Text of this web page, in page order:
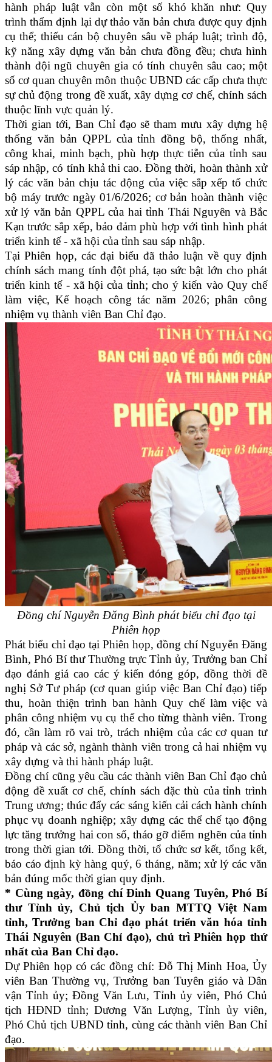
hành pháp luật vẫn còn một số khó khăn như: Quy
trình thẩm định lại dự thảo văn bản chưa được quy định
cụ thể; thiếu cán bộ chuyên sâu về pháp luật; trình độ,
kỹ năng xây dựng văn bản chưa đồng đều; chưa hình
thành đội ngũ chuyên gia có tính chuyên sâu cao; một
số cơ quan chuyên môn thuộc UBND các cấp chưa thực
sự chủ động trong đề xuất, xây dựng cơ chế, chính sách
thuộc lĩnh vực quản lý.
Thời gian tới, Ban Chỉ đạo sẽ tham mưu xây dựng hệ
thống văn bản QPPL của tỉnh đồng bộ, thống nhất,
công khai, minh bạch, phù hợp thực tiễn của tỉnh sau
sáp nhập, có tính khả thi cao. Đồng thời, hoàn thành xử
lý các văn bản chịu tác động của việc sắp xếp tổ chức
bộ máy trước ngày 01/6/2026; cơ bản hoàn thành việc
xử lý văn bản QPPL của hai tỉnh Thái Nguyên và Bắc
Kạn trước sắp xếp, bảo đảm phù hợp với tình hình phát
triển kinh tế - xã hội của tỉnh sau sáp nhập.
Tại Phiên họp, các đại biểu đã thảo luận về quy định
chính sách mang tính đột phá, tạo sức bật lớn cho phát
triển kinh tế - xã hội của tỉnh; cho ý kiến vào Quy chế
làm việc, Kế hoạch công tác năm 2026; phân công
nhiệm vụ thành viên Ban Chỉ đạo.
Đồng chí Nguyễn Đăng Bình phát biểu chỉ đạo tại
Phiên họp
Phát biểu chỉ đạo tại Phiên họp, đồng chí Nguyễn Đăng
Bình, Phó Bí thư Thường trực Tỉnh ủy, Trưởng ban Chỉ
đạo đánh giá cao các ý kiến đóng góp, đồng thời đề
nghị Sở Tư pháp (cơ quan giúp việc Ban Chỉ đạo) tiếp
thu, hoàn thiện trình ban hành Quy chế làm việc và
phân công nhiệm vụ cụ thể cho từng thành viên. Trong
đó, cần làm rõ vai trò, trách nhiệm của các cơ quan tư
pháp và các sở, ngành thành viên trong cả hai nhiệm vụ
xây dựng và thi hành pháp luật.
Đồng chí cũng yêu cầu các thành viên Ban Chỉ đạo chủ
động đề xuất cơ chế, chính sách đặc thù của tỉnh trình
Trung ương; thúc đẩy các sáng kiến cải cách hành chính
phục vụ doanh nghiệp; xây dựng các thể chế tạo động
lực tăng trưởng hai con số, tháo gỡ điểm nghẽn của tỉnh
trong thời gian tới. Đồng thời, tổ chức sơ kết, tổng kết,
báo cáo định kỳ hàng quý, 6 tháng, năm; xử lý các văn
bản đúng mốc thời gian quy định.
* Cùng ngày, đồng chí Đinh Quang Tuyên, Phó Bí
thư Tỉnh ủy, Chủ tịch Ủy ban MTTQ Việt Nam
tỉnh, Trưởng ban Chỉ đạo phát triển văn hóa tỉnh
Thái Nguyên (Ban Chỉ đạo), chủ trì Phiên họp thứ
nhất của Ban Chỉ đạo.
Dự Phiên họp có các đồng chí: Đỗ Thị Minh Hoa, Ủy
viên Ban Thường vụ, Trưởng ban Tuyên giáo và Dân
vận Tỉnh ủy; Đồng Văn Lưu, Tỉnh ủy viên, Phó Chủ
tịch HĐND tỉnh; Dương Văn Lượng, Tỉnh ủy viên,
Phó Chủ tịch UBND tỉnh, cùng các thành viên Ban Chỉ
đạo.